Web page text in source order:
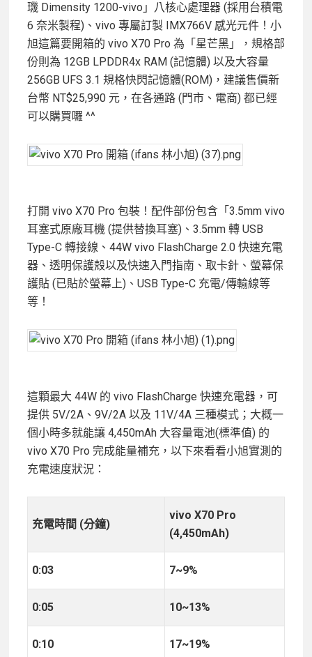
璣 Dimensity 1200-vivo」八核心處理器 (採用台積電
6 奈米製程)、vivo 專屬訂製 IMX766V 感光元件！小
旭這篇要開箱的 vivo X70 Pro 為「星芒黑」，規格部
份則為 12GB LPDDR4x RAM (記憶體) 以及大容量
256GB UFS 3.1 規格快閃記憶體(ROM)，建議售價新
台幣 NT$25,990 元，在各通路 (門市、電商) 都已經
可以購買囉 ^^
打開 vivo X70 Pro 包裝！配件部份包含「3.5mm vivo
耳塞式原廠耳機 (提供替換耳塞)、3.5mm 轉 USB
Type-C 轉接線、44W vivo FlashCharge 2.0 快速充電
器、透明保護殼以及快速入門指南、取卡針、螢幕保
護貼 (已貼於螢幕上)、USB Type-C 充電/傳輸線等
等！
這顆最大 44W 的 vivo FlashCharge 快速充電器，可
提供 5V/2A、9V/2A 以及 11V/4A 三種模式；大概一
個小時多就能讓 4,450mAh 大容量電池(標準值) 的
vivo X70 Pro 完成能量補充，以下來看看小旭實測的
充電速度狀況：
充電時間 (分鐘)
vivo X70 Pro
(4,450mAh)
0:03 7~9%
0:05 10~13%
0:10 17~19%